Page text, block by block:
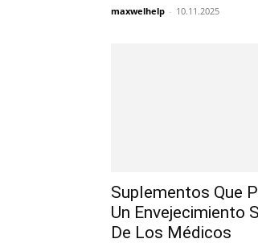
maxwelhelp - 10.11.2025
Suplementos Que
Un Envejecimiento
De Los Médicos